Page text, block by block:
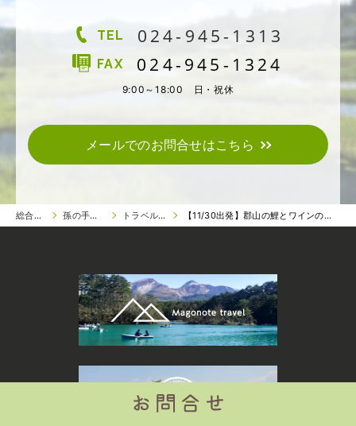
TEL 024-945-1313
FAX 024-945-1324
9:00～18:00 日・祝休
メールでのお問合せはこちら
総合トップ 孫の手トラベル トラベル ツアー 【11/30出発】郡山の鯉とワインのマリアージュを楽しむ